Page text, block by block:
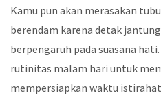
Kamu pun akan merasakan
berendam karena detak
berpengaruh pada suasana
rutinitas malam hari untuk
mempersiapkan waktu